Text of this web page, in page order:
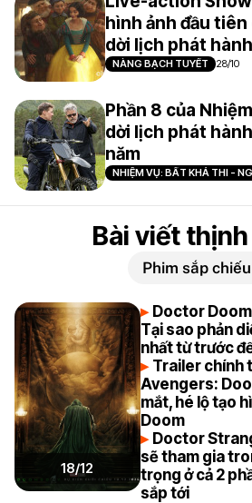
hình ảnh đầu
dời lịch phát
NÀNG BẠCH TUYẾT 28/10
Phần 8 của
dời lịch phát
năm
NHIỆM VỤ: BẤT KHẢ THI -
Bài viết
Phim sắp chiếu
18/12
Doctor
Tại sao phản
nhất từ trước
Trailer chính
Avengers:
mắt, hé lộ tạo
Doom
Doctor
sẽ tham gia
trọng ở cả 2
sắp tới